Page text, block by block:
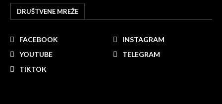
DRUŠTVENE MREŽE
FACEBOOK
INSTAGRAM
YOUTUBE
TELEGRAM
TIKTOK